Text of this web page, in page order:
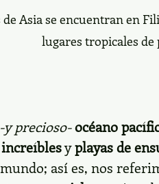
de Asia se encuentran en
lugares tropicales de
-y precioso-océano
yplayas de
así es, nos